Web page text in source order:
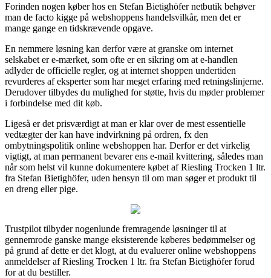
Forinden nogen køber hos en Stefan Bietighöfer netbutik behøver
man de facto kigge på webshoppens handelsvilkår, men det er
mange gange en tidskrævende opgave.
En nemmere løsning kan derfor være at granske om internet
selskabet er e-mærket, som ofte er en sikring om at e-handlen
adlyder de officielle regler, og at internet shoppen undertiden
revurderes af eksperter som har meget erfaring med retningslinjerne.
Derudover tilbydes du mulighed for støtte, hvis du møder problemer
i forbindelse med dit køb.
Ligeså er det prisværdigt at man er klar over de mest essentielle
vedtægter der kan have indvirkning på ordren, fx den
ombytningspolitik online webshoppen har. Derfor er det virkelig
vigtigt, at man permanent bevarer ens e-mail kvittering, således man
når som helst vil kunne dokumentere købet af Riesling Trocken 1 ltr.
fra Stefan Bietighöfer, uden hensyn til om man søger et produkt til
en dreng eller pige.
Trustpilot tilbyder nogenlunde fremragende løsninger til at
gennemrode ganske mange eksisterende køberes bedømmelser og
på grund af dette er det klogt, at du evaluerer online webshoppens
anmeldelser af Riesling Trocken 1 ltr. fra Stefan Bietighöfer forud
for at du bestiller.